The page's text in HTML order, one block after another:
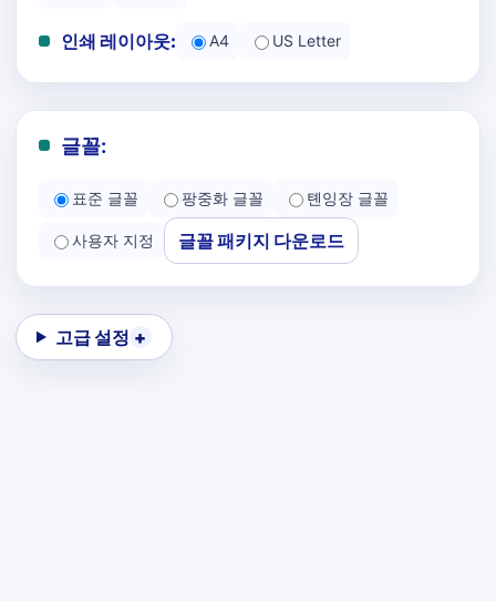
인쇄 레이아웃: A4 US Letter
글꼴:
표준 글꼴 팡중화 글꼴 톈잉장 글꼴
사용자 지정 글꼴 패키지 다운로드
고급 설정